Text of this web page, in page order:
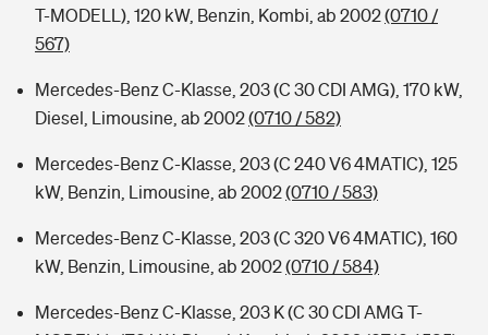
T-MODELL), 120 kW, Benzin, Kombi, ab 2002(0710 /
567)
Mercedes-Benz C-Klasse, 203 (C 30 CDI AMG), 170 kW,
Diesel, Limousine, ab 2002(0710 / 582)
Mercedes-Benz C-Klasse, 203 (C 240 V6 4MATIC), 125
kW, Benzin, Limousine, ab 2002(0710 / 583)
Mercedes-Benz C-Klasse, 203 (C 320 V6 4MATIC), 160
kW, Benzin, Limousine, ab 2002(0710 / 584)
Mercedes-Benz C-Klasse, 203 K (C 30 CDI AMG T-